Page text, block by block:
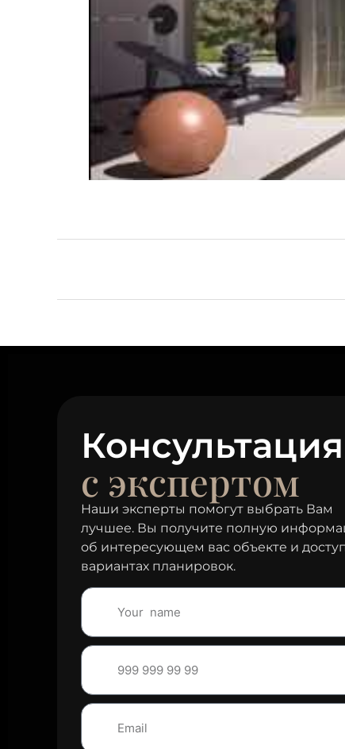
Консультация
с экспертом
Наши эксперты помогут выбрать Вам
лучшее. Вы получите полную
об интересующем вас объекте и
вариантах планировок.